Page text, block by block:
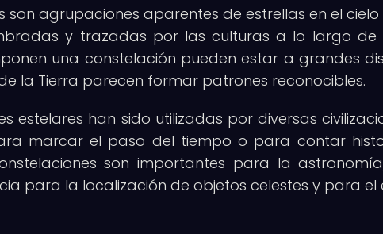
son agrupaciones aparentes de estrellas en el
y trazadas por las culturas a lo largo de
una constelación pueden estar a grandes
la Tierra parecen formar patrones reconocibles.
estelares han sido utilizadas por diversas
marcar el paso del tiempo o para contar
son importantes para la
para la localización de objetos celestes y para